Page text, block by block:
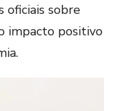
oficiais sobre
impacto positivo